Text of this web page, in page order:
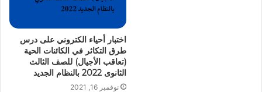
اختبار أحياء الكتروني على درس
طرق التكاثر في الكائنات الحية
(تعاقب الأجيال) للصف الثالث
الثانوى 2022 بالنظام الجديد
نوفمبر 16, 2021